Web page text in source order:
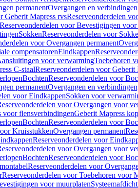
permanentOvergangen en
Geberit Mapress rvsReserveonderdelen
Reserveonderdelen voor Bevestigingen
SokkenReserveonderdelen voor
voor Overgangen permanent
compensatorenEindkappen
voor verwarmingToebehoren
C-staalReserveonderdelen voor Geberit
BochtenReserveonderdelen voor
permanentOvergangen en
voor EindkappenSokken voor
voor Overgangen voor
voor flensverbindingenGeberit Mapress
BochtenReserveonderdelen voor
KruisstukkenOvergangen permanent
Reserveonderdelen voor
voor Overgangen voor
BochtenReserveonderdelen voor
Reserveonderdelen voor
Reserveonderdelen voor Toebehoren voor
voor muurplaten